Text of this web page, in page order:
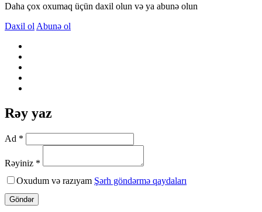
Daha çox oxumaq üçün daxil olun və ya abunə olun
Daxil ol Abunə ol
Rəy yaz
Ad *
Rəyiniz *
Oxudum və razıyam Şərh göndərmə qaydaları
Göndər